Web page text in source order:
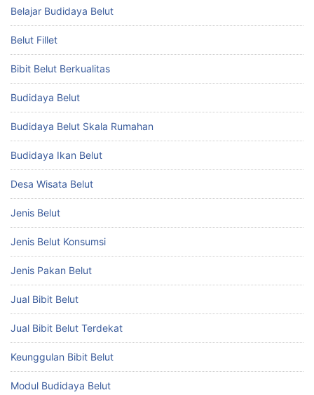
Belajar Budidaya Belut
Belut Fillet
Bibit Belut Berkualitas
Budidaya Belut
Budidaya Belut Skala Rumahan
Budidaya Ikan Belut
Desa Wisata Belut
Jenis Belut
Jenis Belut Konsumsi
Jenis Pakan Belut
Jual Bibit Belut
Jual Bibit Belut Terdekat
Keunggulan Bibit Belut
Modul Budidaya Belut